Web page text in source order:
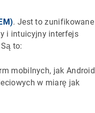
. Jest to zunifikowane
i intuicyjny interfejs
to:
mobilnych, jak Android
w miarę jak